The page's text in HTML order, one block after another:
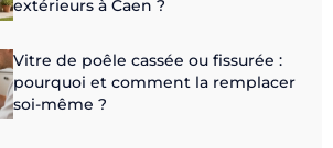
extérieurs à Caen ?
Vitre de poêle cassée ou fissurée :
pourquoi et comment la remplacer
soi-même ?